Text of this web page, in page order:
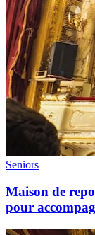
Seniors
Maison de
pour